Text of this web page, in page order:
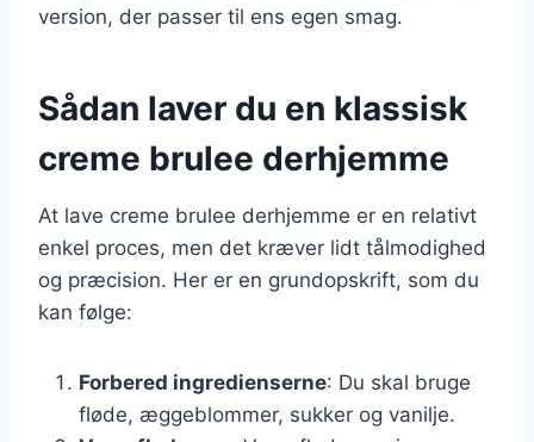
version, der passer til ens egen smag.
Sådan laver du en klassisk
creme brulee derhjemme
At lave creme brulee derhjemme er en relativt
enkel proces, men det kræver lidt tålmodighed
og præcision. Her er en grundopskrift, som du
kan følge:
Forbered ingredienserne: Du skal bruge
fløde, æggeblommer, sukker og vanilje.